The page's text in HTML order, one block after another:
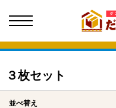
３枚セット
並べ替え